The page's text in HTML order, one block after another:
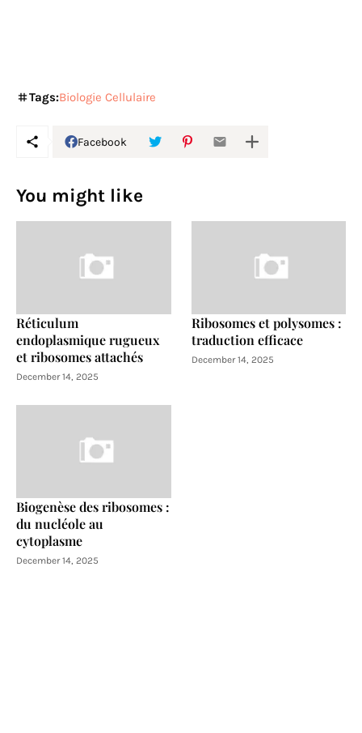
Tags:Biologie Cellulaire
Facebook
You might like
Réticulum
endoplasmique rugueux
et ribosomes attachés
December 14, 2025
Ribosomes et polysomes :
traduction efficace
December 14, 2025
Biogenèse des ribosomes :
du nucléole au
cytoplasme
December 14, 2025